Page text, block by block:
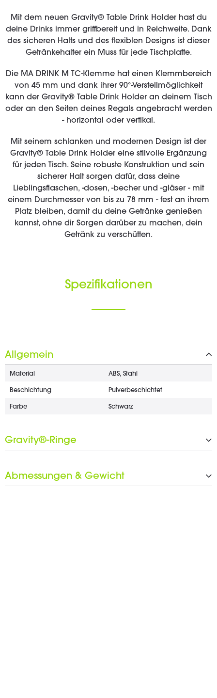
Mit dem neuen Gravity® Table Drink Holder hast du
deine Drinks immer griffbereit und in Reichweite. Dank
des sicheren Halts und des flexiblen Designs ist dieser
Getränkehalter ein Muss für jede Tischplatte.
Die MA DRINK M TC-Klemme hat einen Klemmbereich
von 45 mm und dank ihrer 90°-Verstellmöglichkeit
kann der Gravity® Table Drink Holder an deinem Tisch
oder an den Seiten deines Regals angebracht werden
- horizontal oder vertikal.
Mit seinem schlanken und modernen Design ist der
Gravity® Table Drink Holder eine stilvolle Ergänzung
für jeden Tisch. Seine robuste Konstruktion und sein
sicherer Halt sorgen dafür, dass deine
Lieblingsflaschen, -dosen, -becher und -gläser - mit
einem Durchmesser von bis zu 78 mm - fest an ihrem
Platz bleiben, damit du deine Getränke genießen
kannst, ohne dir Sorgen darüber zu machen, dein
Getränk zu verschütten.
Spezifikationen
Allgemein
Material ABS, Stahl
Beschichtung Pulverbeschichtet
Farbe Schwarz
Gravity®-Ringe
Abmessungen & Gewicht